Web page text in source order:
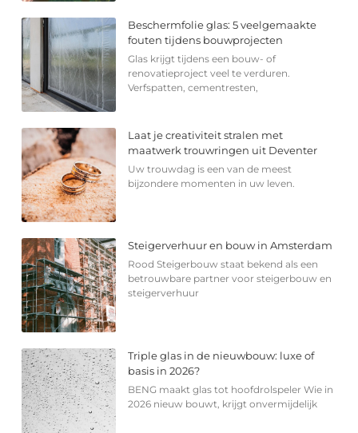
Beschermfolie glas: 5 veelgemaakte
fouten tijdens bouwprojecten
Glas krijgt tijdens een bouw- of
renovatieproject veel te verduren.
Verfspatten, cementresten,
Laat je creativiteit stralen met
maatwerk trouwringen uit Deventer
Uw trouwdag is een van de meest
bijzondere momenten in uw leven.
Steigerverhuur en bouw in Amsterdam
Rood Steigerbouw staat bekend als een
betrouwbare partner voor steigerbouw en
steigerverhuur
Triple glas in de nieuwbouw: luxe of
basis in 2026?
BENG maakt glas tot hoofdrolspeler Wie in
2026 nieuw bouwt, krijgt onvermijdelijk